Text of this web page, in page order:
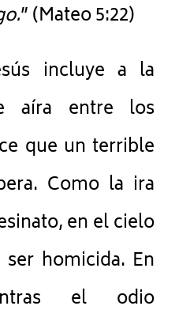
” (Mateo 5:22)
incluye a la
aíra entre los
que un terrible
Como la ira
en el cielo
homicida. En
el odio